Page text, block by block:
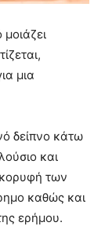
μια
δείπνο κάτω
και
των
καθώς και
ερήμου.